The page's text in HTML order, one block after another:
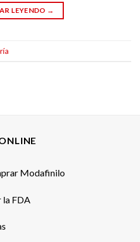
LEYENDO →
Modafinilo
la FDA